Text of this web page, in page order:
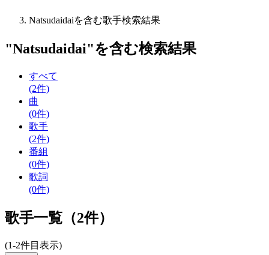
Natsudaidaiを含む歌手検索結果
"Natsudaidai"を含む検索結果
すべて
(2件)
曲
(0件)
歌手
(2件)
番組
(0件)
歌詞
(0件)
歌手一覧（2件）
(1-2件目表示)